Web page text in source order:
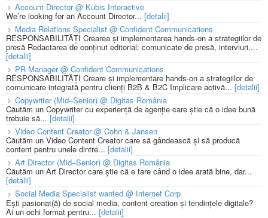
Account Director @ Kubis Interactive
We’re looking for an Account Director... [detalii]
Media Relations Specialist @ Confident Communications
RESPONSABILITĂȚI Crearea și implementarea hands-on a strategiilor de
presă Redactarea de conținut editorial: comunicate de presă, interviuri,...
[detalii]
PR Manager @ Confident Communications
RESPONSABILITĂȚI Creare și implementare hands-on a strategiilor de
comunicare integrată pentru clienți B2B & B2C Implicare activă... [detalii]
Copywriter (Mid–Senior) @ Digitas România
Căutăm un Copywriter cu experiență de agenție care știe că o idee bună
trebuie să... [detalii]
Video Content Creator @ Cohn & Jansen
Căutăm un Video Content Creator care să gândească și să producă
content pentru unele dintre... [detalii]
Art Director (Mid–Senior) @ Digitas România
Căutăm un Art Director care știe că e tare când o idee arată bine, dar...
[detalii]
Social Media Specialist wanted @ Internet Corp
Ești pasionat(ă) de social media, content creation și tendințele digitale?
Ai un ochi format pentru... [detalii]